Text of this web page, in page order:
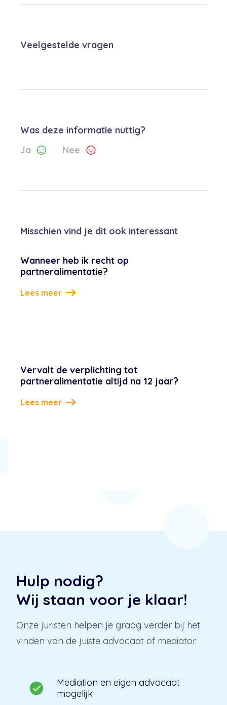
Veelgestelde vragen
Was deze informatie nuttig?
Ja
Nee
Misschien vind je dit ook interessant
Wanneer heb ik recht op
partneralimentatie?
Lees meer
Vervalt de verplichting tot
partneralimentatie altijd na 12 jaar?
Lees meer
Hulp nodig?
Wij staan voor je klaar!
Onze juristen helpen je graag verder bij het
vinden van de juiste advocaat of mediator.
Mediation en eigen advocaat
mogelijk